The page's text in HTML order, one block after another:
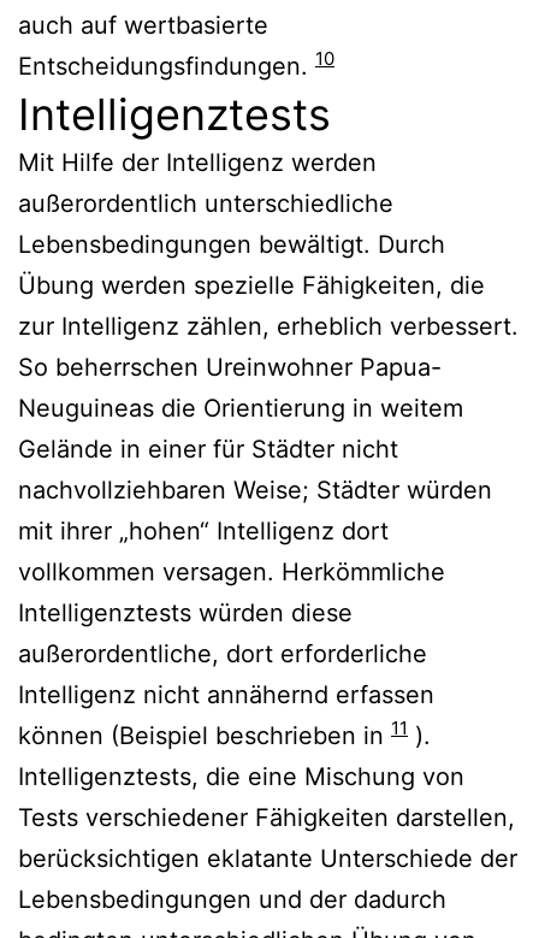
auch auf wertbasierte
Entscheidungsfindungen. 10
Intelligenztests
Mit Hilfe der Intelligenz werden
außerordentlich unterschiedliche
Lebensbedingungen bewältigt. Durch
Übung werden spezielle Fähigkeiten, die
zur Intelligenz zählen, erheblich verbessert.
So beherrschen Ureinwohner Papua-
Neuguineas die Orientierung in weitem
Gelände in einer für Städter nicht
nachvollziehbaren Weise; Städter würden
mit ihrer „hohen“ Intelligenz dort
vollkommen versagen. Herkömmliche
Intelligenztests würden diese
außerordentliche, dort erforderliche
Intelligenz nicht annähernd erfassen
können (Beispiel beschrieben in 11 ).
Intelligenztests, die eine Mischung von
Tests verschiedener Fähigkeiten darstellen,
berücksichtigen eklatante Unterschiede der
Lebensbedingungen und der dadurch